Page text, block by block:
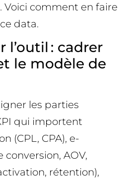
comment en faire
data.
l’outil : cadrer
le modèle de
les parties
qui importent
(CPL, CPA), e-
AOV,
rétention),